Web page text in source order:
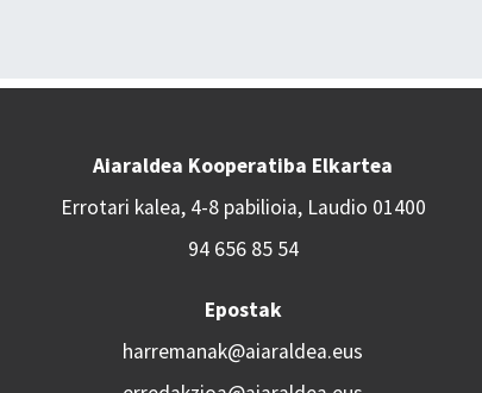
Aiaraldea Kooperatiba Elkartea
Errotari kalea, 4-8 pabilioia, Laudio 01400
94 656 85 54
Epostak
harremanak@aiaraldea.eus